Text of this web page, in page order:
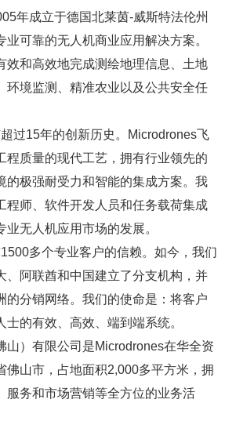
年成立于德国北莱茵-威斯特法伦州
业可靠的无人机商业应用解决方案。
效和高效地完成测绘地理信息、土地
环境监测、精准农业以及公共安全任
过15年的创新历史。Microdrones飞
程质量的现代工艺，拥有行业领先的
的极强耐受力和智能的集成方案。我
程师、软件开发人员和任务载荷集成
无人机应用市场的发展。
多个专业客户的信赖。如今，我们
、阿联酋和中国建立了分支机构，并
的分销网络。我们的使命是：将客户
的有效、高效、端到端系统。
山）有限公司是Microdrones在华全资
佛山市，占地面积2,000多平方米，拥
服务和市场营销等全方位的业务活